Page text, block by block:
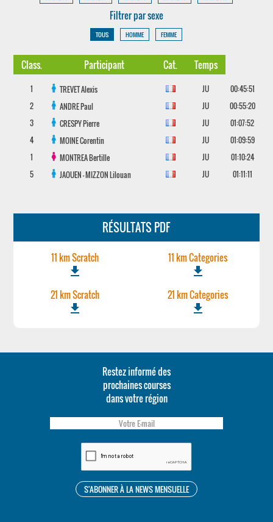
Filtrer par sexe
TOUS HOMME FEMME
Class. Participant Cat. Temps
1 TREVETAlexis JU
00:45:51
2
ANDREPaul JU
00:55:20
3
CRESPYPierre JU
01:07:52
4
MOINECorentin JU
01:09:59
1
MONTREABertille JU
01:10:24
5
JAOUEN - MIZZONLilouan JU 01:11:11
RÉSULTATS PDF
11 km Scratch
file_download
11 km Categories
file_download
21 km Scratch
file_download
21 km Categories
file_download
Restez informé des
prochaines courses
dans votre région